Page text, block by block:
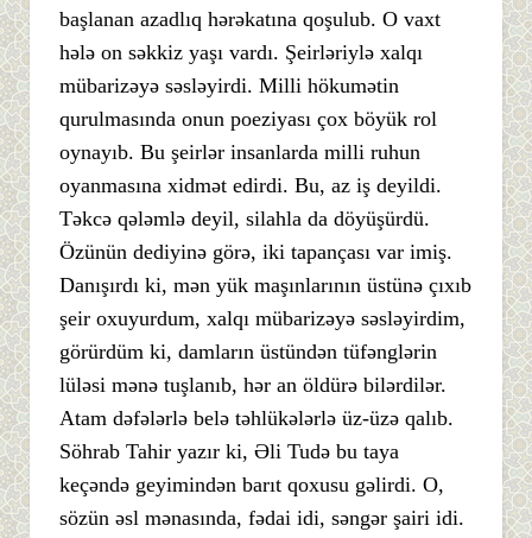
başlanan azadlıq hərəkatına qoşulub. O vaxt
hələ on səkkiz yaşı vardı. Şeirləriylə xalqı
mübarizəyə səsləyirdi. Milli hökumətin
qurulmasında onun poeziyası çox böyük rol
oynayıb. Bu şeirlər insanlarda milli ruhun
oyanmasına xidmət edirdi. Bu, az iş deyildi.
Təkcə qələmlə deyil, silahla da döyüşürdü.
Özünün dediyinə görə, iki tapançası var imiş.
Danışırdı ki, mən yük maşınlarının üstünə çıxıb
şeir oxuyurdum, xalqı mübarizəyə səsləyirdim,
görürdüm ki, damların üstündən tüfənglərin
lüləsi mənə tuşlanıb, hər an öldürə bilərdilər.
Atam dəfələrlə belə təhlükələrlə üz-üzə qalıb.
Söhrab Tahir yazır ki, Əli Tudə bu taya
keçəndə geyimindən barıt qoxusu gəlirdi. O,
sözün əsl mənasında, fədai idi, səngər şairi idi.